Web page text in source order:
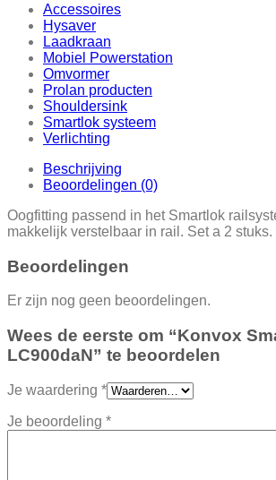
Accessoires
Hysaver
Laadkraan
Mobiel Powerstation
Omvormer
Prolan producten
Shouldersink
Smartlok systeem
Verlichting
Beschrijving
Beoordelingen (0)
Oogfitting passend in het Smartlok
makkelijk verstelbaar in rail. Set a 2 stuks.
Beoordelingen
Er zijn nog geen beoordelingen.
Wees de eerste om “Konvox
LC900daN” te beoordelen
Je waardering *
Je beoordeling *